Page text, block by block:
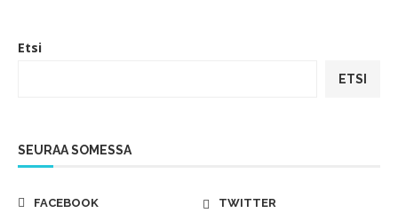
Etsi
ETSI
SEURAA SOMESSA
FACEBOOK
TWITTER